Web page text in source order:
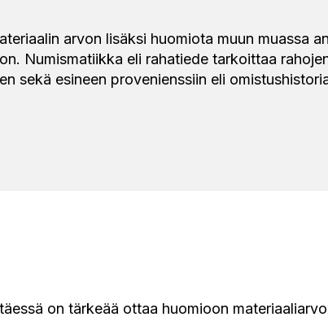
arvon lisäksi huomiota muun muassa
Numismatiikka eli rahatiede tarkoittaa
sekä esineen provenienssiin eli
on tärkeää ottaa huomioon